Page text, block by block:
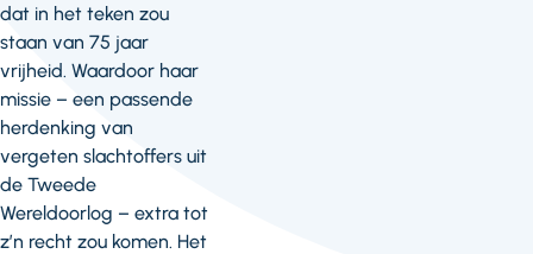
dat in het teken zou
staan van 75 jaar
vrijheid. Waardoor haar
missie – een passende
herdenking van
vergeten slachtoffers uit
de Tweede
Wereldoorlog – extra tot
z’n recht zou komen. Het